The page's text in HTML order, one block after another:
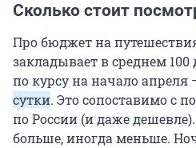
Сколько стоит
Про бюджет на
закладывает в среднем
по курсу на начало апреля
сутки. Это сопоставимо с
по России (и даже
больше, иногда меньше.